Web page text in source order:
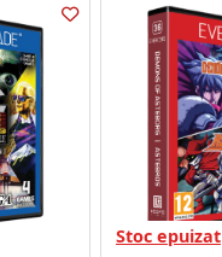
Stoc epuizat